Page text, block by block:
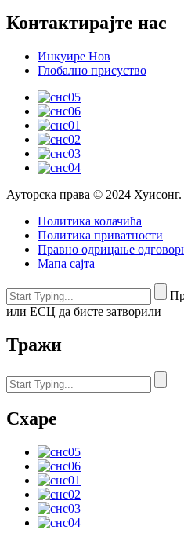
Контактирајте нас
Инкуире Нов
Глобално присуство
Ауторска права © 2024
Политика колачића
Политика приватности
Правно одрицање
Мапа сајта
или ЕСЦ да бисте затворили
Тражи
Схаре